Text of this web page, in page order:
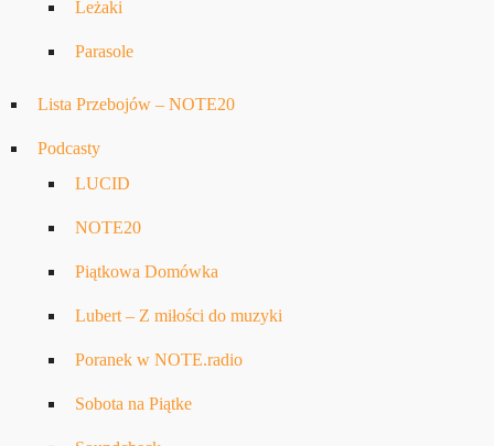
Leżaki
Parasole
Lista Przebojów – NOTE20
Podcasty
LUCID
NOTE20
Piątkowa Domówka
Lubert – Z miłości do muzyki
Poranek w NOTE.radio
Sobota na Piątke